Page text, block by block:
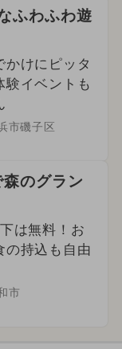
ふわふわ遊
かけにピッタ
験イベントも
市磯子区
のグラン
は無料！お
の持込も自由
市